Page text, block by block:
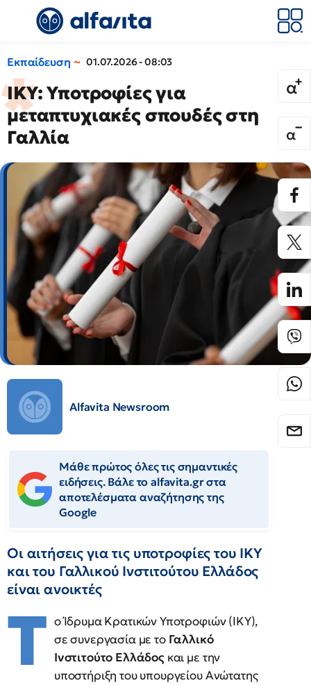
Εκπαίδευση 01.07.2026 - 08:03
ΙΚΥ: Υποτροφίες για
μεταπτυχιακές σπουδές στη
Γαλλία
Alfavita Newsroom
Μάθε πρώτος όλες τις σημαντικές
ειδήσεις. Βάλε το alfavita.gr στα
αποτελέσματα αναζήτησης της
Google
Οι αιτήσεις για τις υποτροφίες του ΙΚΥ
και του Γαλλικού Ινστιτούτου Ελλάδος
είναι ανοικτές
Τ ο Ίδρυμα Κρατικών Υποτροφιών (ΙΚΥ),
σε συνεργασία με το Γαλλικό
Ινστιτούτο Ελλάδοςκαι με την
υποστήριξη του υπουργείου Ανώτατης